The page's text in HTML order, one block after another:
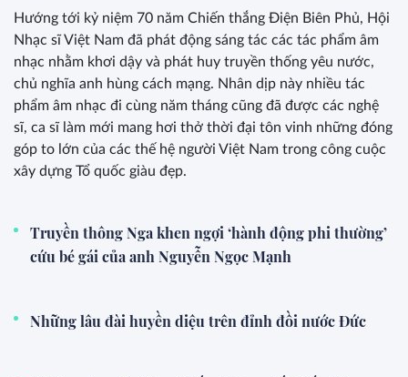
Hướng tới kỷ niệm 70 năm Chiến thắng Điện Biên Phủ, Hội
Nhạc sĩ Việt Nam đã phát động sáng tác các tác phẩm âm
nhạc nhằm khơi dậy và phát huy truyền thống yêu nước,
chủ nghĩa anh hùng cách mạng. Nhân dịp này nhiều tác
phẩm âm nhạc đi cùng năm tháng cũng đã được các nghệ
sĩ, ca sĩ làm mới mang hơi thở thời đại tôn vinh những đóng
góp to lớn của các thế hệ người Việt Nam trong công cuộc
xây dựng Tổ quốc giàu đẹp.
Truyền thông Nga khen ngợi ‘hành động phi thường’
cứu bé gái của anh Nguyễn Ngọc Mạnh
Những lâu đài huyền diệu trên đỉnh đồi nước Đức